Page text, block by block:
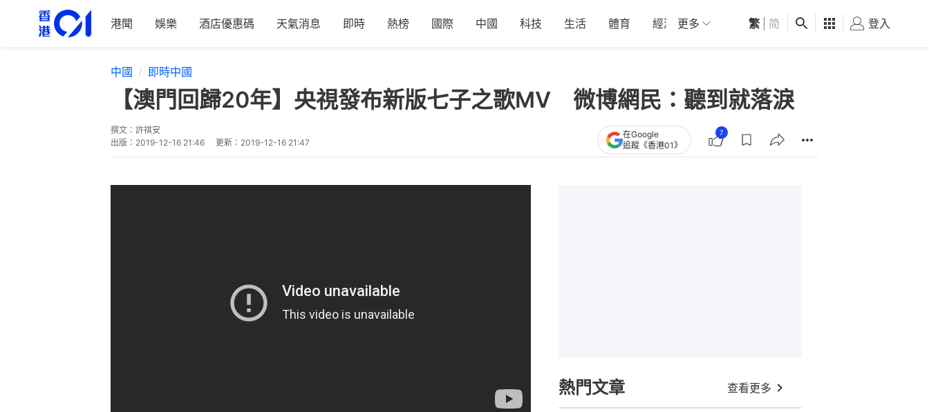
港聞 娛樂 酒店優惠碼 天氣消息 即時 熱榜 國際 中國 科技 生活 體育 經濟 01深圳 觀點 健康 好食玩飛
更多 繁 简 登入
中國 即時中國
【澳門回歸20年】央視發布新版七子之歌MV 微博網民：聽到就落淚
撰文： 許祺安
出版： 2019-12-16 21:46 更新： 2019-12-16 21:47
在Google
追蹤《香港01》
7
熱門文章 查看更多